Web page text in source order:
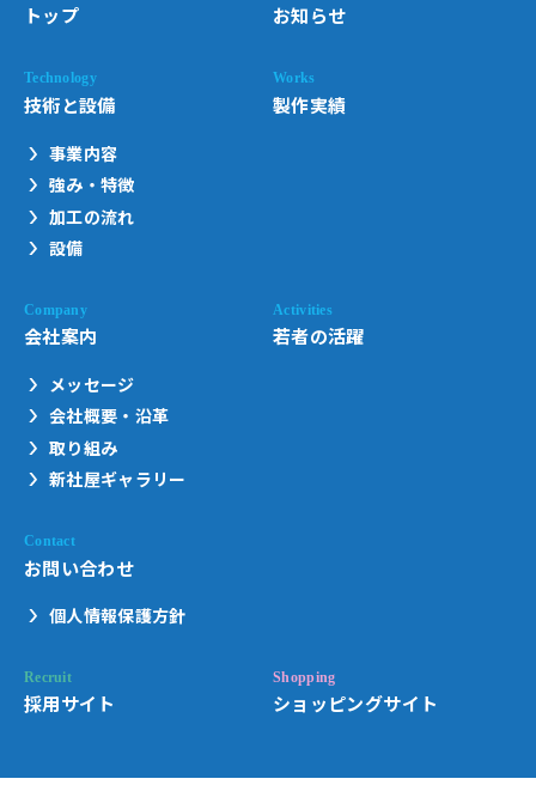
トップ お知らせ
技術と設備
事業内容
強み・特徴
加工の流れ
設備
製作実績
会社案内
メッセージ
会社概要・沿革
取り組み
新社屋ギャラリー
若者の活躍
お問い合わせ
個人情報保護方針
採用サイト ショッピングサイト